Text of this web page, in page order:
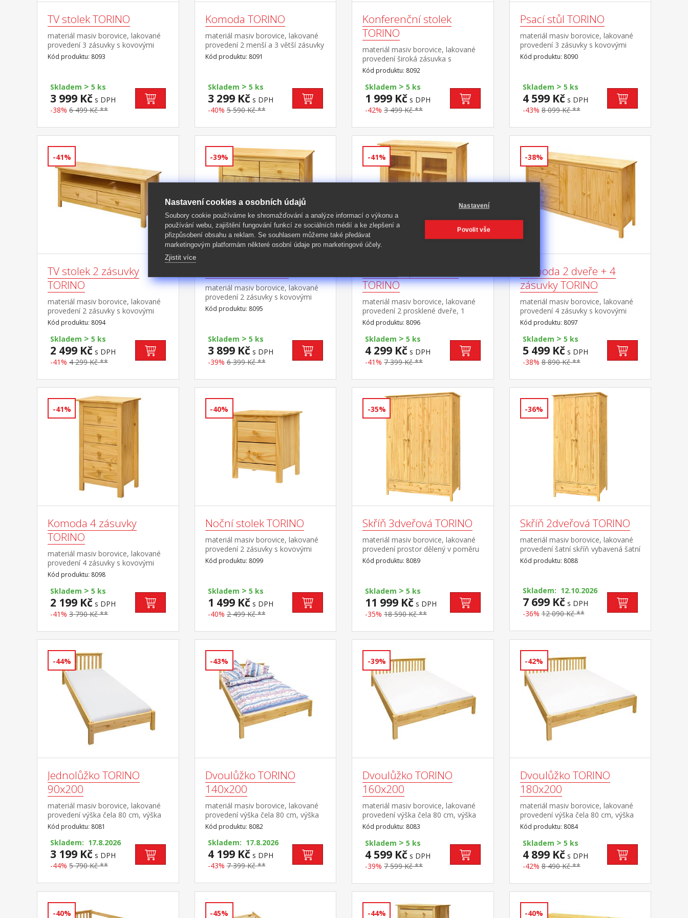
TV stolek TORINO
materiál masiv borovice, lakované
provedení 3 zásuvky s kovovými
pojezdy
Kód produktu: 8093
Skladem > 5 ks
3 999 Kč s DPH
-38% 6 499 Kč **
Komoda TORINO
materiál masiv borovice, lakované
provedení 2 menší a 3 větší zásuvky
s kovovými pojezdy
Kód produktu: 8091
Skladem > 5 ks
3 299 Kč s DPH
-40% 5 590 Kč **
Konferenční stolek
TORINO
materiál masiv borovice, lakované
provedení široká zásuvka s
kovovými pojezdy
Kód produktu: 8092
Skladem > 5 ks
1 999 Kč s DPH
-42% 3 499 Kč **
Psací stůl TORINO
materiál masiv borovice, lakované
provedení 3 zásuvky s kovovými
pojezdy, 1 police výsuv není
součástí dodávky ke stolu je možno
klávesnici 8840
Kód produktu: 8090
Skladem > 5 ks
4 599 Kč s DPH
-43% 8 099 Kč **
-41%
TV stolek 2 zásuvky
TORINO
materiál masiv borovice, lakované
provedení 2 zásuvky s kovovými
pojezdy, 1 police
Kód produktu: 8094
Skladem > 5 ks
2 499 Kč s DPH
-41% 4 299 Kč **
-39%
materiál masiv borovice, lakované
provedení 2 zásuvky s kovovými
pojezdy, 2 plné dveře, 1
police vhodný doplněk nástavec
Kód produktu: 8095
Skladem > 5 ks
3 899 Kč s DPH
-39% 6 399 Kč **
-41%
TORINO
materiál masiv borovice, lakované
provedení 2 prosklené dveře, 1
police nástavec příborníku 8095
Kód produktu: 8096
Skladem > 5 ks
4 299 Kč s DPH
-41% 7 399 Kč **
-38%
Komoda 2 dveře + 4
zásuvky TORINO
materiál masiv borovice, lakované
provedení 4 zásuvky s kovovými
pojezdy, 2 plné dveře, 1 police
Kód produktu: 8097
Skladem > 5 ks
5 499 Kč s DPH
-38% 8 890 Kč **
-41%
Komoda 4 zásuvky
TORINO
materiál masiv borovice, lakované
provedení 4 zásuvky s kovovými
pojezdy
Kód produktu: 8098
Skladem > 5 ks
2 199 Kč s DPH
-41% 3 790 Kč **
-40%
Noční stolek TORINO
materiál masiv borovice, lakované
provedení 2 zásuvky s kovovými
pojezdy
Kód produktu: 8099
Skladem > 5 ks
1 499 Kč s DPH
-40% 2 499 Kč **
-35%
Skříň 3dveřová TORINO
materiál masiv borovice, lakované
provedení prostor dělený v poměru
2:1 širší část šatní tyč a police, užší
část 3 police ve spodní části 2
pojezdy doporučený nástavec 8189
Kód produktu: 8089
Skladem > 5 ks
11 999 Kč s DPH
-35% 18 590 Kč **
-36%
Skříň 2dveřová TORINO
materiál masiv borovice, lakované
provedení šatní skříň vybavená šatní
tyčí a policí ve spodní části zásuvka
s kovovými pojezdy doporučený
Kód produktu: 8088
Skladem: 12.10.2026
7 699 Kč s DPH
-36% 12 090 Kč **
-44%
Jednolůžko TORINO
90x200
materiál masiv borovice, lakované
provedení výška čela 80 cm, výška
sedu 38 cm, cena bez roštu a
matrace minimální doporučená
výška matrace 15 cm doporučený
rozměr matrace 90 × 200 cm a rošt
R1 doporučená nosnost do 120 kg
Kód produktu: 8081
Skladem: 17.8.2026
3 199 Kč s DPH
-44% 5 790 Kč **
-43%
Dvoulůžko TORINO
140x200
materiál masiv borovice, lakované
provedení výška čela 80 cm, výška
sedu 38 cm, cena bez roštu a
matrace minimální doporučená
výška matrace 15 cm doporučený
rozměr matrace 140 × 200 cm a
rošt R3 doporučená nosnost do 120
kg na každé polovině postele
Kód produktu: 8082
Skladem: 17.8.2026
4 199 Kč s DPH
-43% 7 399 Kč **
-39%
Dvoulůžko TORINO
160x200
materiál masiv borovice, lakované
provedení výška čela 80 cm, výška
sedu 38 cm, cena bez roštu a
matrace minimální doporučená
výška matrace 15 cm doporučený
rozměr matrace 160 × 200 cm nebo
2 kusy 80 × 200 cm a rošt R2
doporučená nosnost do 120 kg na
Kód produktu: 8083
Skladem > 5 ks
4 599 Kč s DPH
-39% 7 599 Kč **
-42%
Dvoulůžko TORINO
180x200
materiál masiv borovice, lakované
provedení výška čela 80 cm, výška
sedu 38 cm, cena bez roštu a
matrace minimální doporučená
výška matrace 15 cm doporučený
rozměr matrace 180 × 200 cm nebo
2 kusy 90 × 200 cm a rošt R4 nebo
2 kusy R1 doporučená nosnost do
Kód produktu: 8084
Skladem > 5 ks
4 899 Kč s DPH
-42% 8 490 Kč **
-40% -45% -44% -40%
Nastavení cookies a osobních údajů
Soubory cookie používáme ke shromažďování a analýze informací o výkonu a
používání webu, zajištění fungování funkcí ze sociálních médií a ke zlepšení a
přizpůsobení obsahu a reklam. Se souhlasem můžeme také předávat
marketingovým platformám některé osobní údaje pro marketingové účely.
Zjistit více
Nastavení
Povolit vše